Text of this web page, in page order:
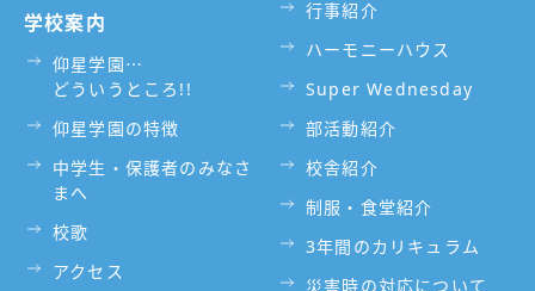
学校案内
仰星学園⋯
どういうところ!!
仰星学園の特徴
中学生・保護者のみなさ
まへ
校歌
アクセス
行事紹介
ハーモニーハウス
Super Wednesday
部活動紹介
校舎紹介
制服・食堂紹介
3年間のカリキュラム
災害時の対応について